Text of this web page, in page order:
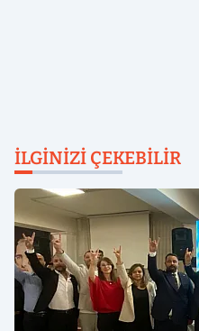
İLGINIZI ÇEKEBILIR